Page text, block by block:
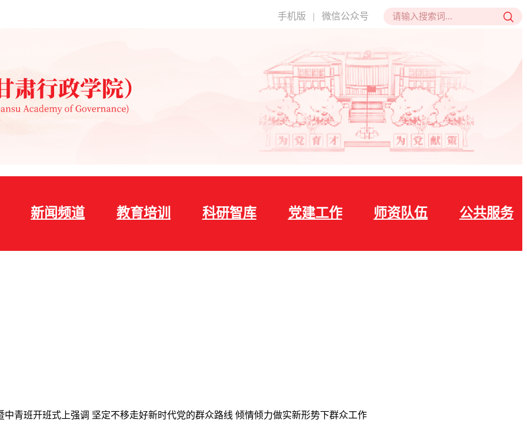
手机版 | 微信公众号
新闻频道 教育培训 科研智库 党建工作 师资队伍 公共服务
青班开班式上强调 坚定不移走好新时代党的群众路线 倾情倾力做实新形势下群众工作